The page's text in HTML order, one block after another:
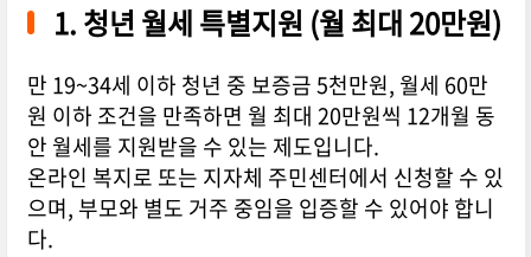
1. 청년 월세 특별지원 (월 최대 20만원)
만 19~34세 이하 청년 중 보증금 5천만원, 월세 60만
원 이하 조건을 만족하면 월 최대 20만원씩 12개월 동
안 월세를 지원받을 수 있는 제도입니다.
온라인 복지로 또는 지자체 주민센터에서 신청할 수 있
으며, 부모와 별도 거주 중임을 입증할 수 있어야 합니
다.